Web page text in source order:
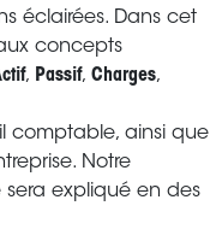
éclairées. Dans cet
concepts
, Passif, Charges,
comptable, ainsi que
Notre
expliqué en des